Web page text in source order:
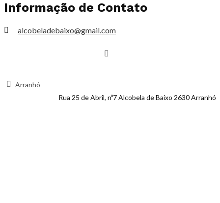
Informação de Contato
alcobeladebaixo@gmail.com
Arranhó
Rua 25 de Abril, nº7 Alcobela de Baixo 2630 Arranhó